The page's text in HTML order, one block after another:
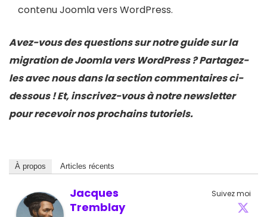
contenu Joomla vers WordPress.
Avez-vous des questions sur notre guide sur la
migration de Joomla vers WordPress ? Partagez-
les avec nous dans la section commentaires ci-
dessous ! Et, inscrivez-vous à notre newsletter
pour recevoir nos prochains tutoriels.
À propos Articles récents
Suivez moi
Jacques
Tremblay